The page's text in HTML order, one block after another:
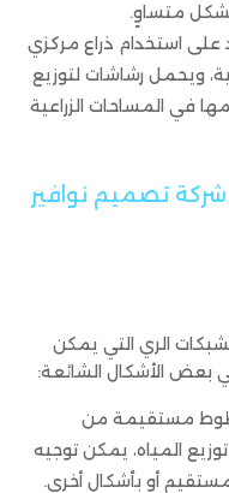
بشكل متساوٍ.
على استخدام ذراع مركزي
ويحمل رشاشات لتوزيع
في المساحات الزراعية
شركة تصميم نوافير
الري التي يمكن
بعض الأشكال الشائعة:
مستقيمة من
المياه، يمكن توجيه
أو بأشكال أخرى.